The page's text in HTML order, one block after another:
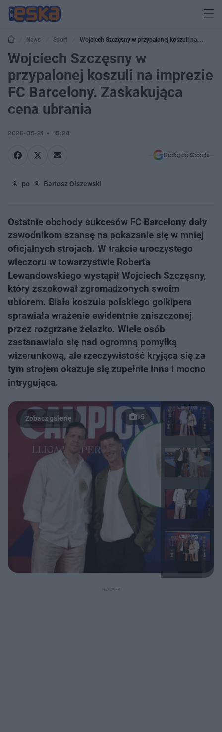
News Sport
Wojciech Szczęsny w przypalonej koszuli na
imprezie FC Barcelony. Zaskakująca cena ubrania
Wojciech Szczęsny w
przypalonej koszuli na imprezie
FC Barcelony. Zaskakująca
cena ubrania
2026-05-21 15:24
Dodaj do Google
po Bartosz Olszewski
Ostatnie obchody sukcesów FC Barcelony dały
zawodnikom szansę na pokazanie się w mniej
oficjalnych strojach. W trakcie uroczystego
wieczoru w towarzystwie Roberta
Lewandowskiego wystąpił Wojciech Szczęsny,
który zszokował zgromadzonych swoim
ubiorem. Biała koszula polskiego golkipera
sprawiała wrażenie ewidentnie zniszczonej
przez rozgrzane żelazko. Wiele osób
zastanawiało się nad ogromną pomyłką
wizerunkową, ale rzeczywistość kryjąca się za
tym strojem okazuje się zupełnie inna i mocno
intrygująca.
15